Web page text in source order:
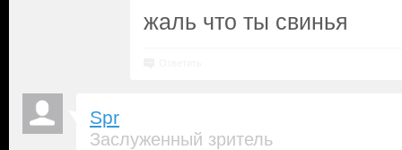
жаль что ты свинья
Spr
Заслуженный зритель